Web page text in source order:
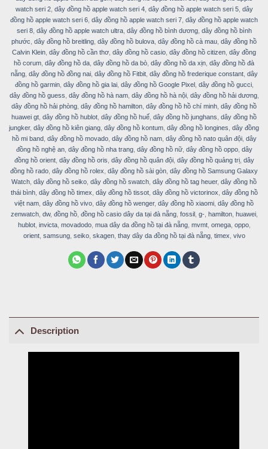
watch seri 2, dây đồng hồ apple watch seri 4, dây đồng hồ apple watch seri 5, dây
đồng hồ apple watch seri 6, dây đồng hồ apple watch seri 7, dây đồng hồ apple watch
seri 8, dây đồng hồ apple watch ultra, dây đồng hồ bình dương, dây đồng hồ bình
phước, dây đồng hồ breitling, dây đồng hồ bulova, dây đồng hồ cà mau, dây đồng hồ
Calvin Klein, dây đồng hồ cần thơ, dây đồng hồ casio, dây đồng hồ citizen, dây đồng
hồ corum, dây đồng hồ da, dây đồng hồ da bò, dây đồng hồ da xịn, dây đồng hồ đà
nẵng, dây đồng hồ đồng nai, dây đồng hồ Fitbit, dây đồng hồ frederique constant, dây
đồng hồ garmin, dây đồng hồ gia lai, dây đồng hồ Google Pixel , dây đồng hồ gucci,
dây đồng hồ guess, dây đồng hồ hà nam, dây đồng hồ hà nội, dây đồng hồ hải dương,
dây đồng hồ hải phòng, dây đồng hồ hamilton, dây đồng hồ hồ chí minh, dây đồng hồ
huawei gt, dây đồng hồ hublot, dây đồng hồ huế, dây đồng hồ junghans, dây đồng hồ
jungker, dây đồng hồ kiên giang, dây đồng hồ kontum, dây đồng hồ longines, dây đồng
hồ mi band, dây đồng hồ movado, dây đồng hồ nam, dây đồng hồ nato quân đội, dây
đồng hồ nghệ an, dây đồng hồ nha trang, dây đồng hồ nữ, dây đồng hồ oppo, dây
đồng hồ orient, dây đồng hồ oris, dây đồng hồ quân đội, dây đồng hồ quảng trị, dây
đồng hồ rado, dây đồng hồ rolex, dây đồng hồ sài gòn, dây đồng hồ Samsung Galaxy
Watch, dây đồng hồ seiko, dây đồng hồ swatch, dây đồng hồ tag heuer, dây đồng hồ
thái bình, dây đồng hồ timex, dây đồng hồ tissot, dây đồng hồ victorinox, dây đồng hồ
việt nam, dây đồng hồ vivo, dây đồng hồ wenger, dây đồng hồ xiaomi, dây đồng hồ
zenwatch, dw, đồng hồ, đồng hồ casio dây da tại đà nẵng, fossil , g-, hamilton, huawei,
hublot, invicta, movadodo, mua dây da đồng hồ tại đà nẵng, mvmt, omega, oppo,
orient, samsung, seiko, skagen, thay dây da đồng hồ tại đà nẵng, timex, vivo
Description